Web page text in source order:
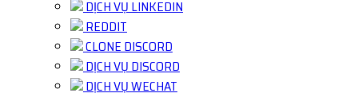
DỊCH VỤ LINKEDIN
REDDIT
CLONE DISCORD
DỊCH VỤ DISCORD
DỊCH VỤ WECHAT